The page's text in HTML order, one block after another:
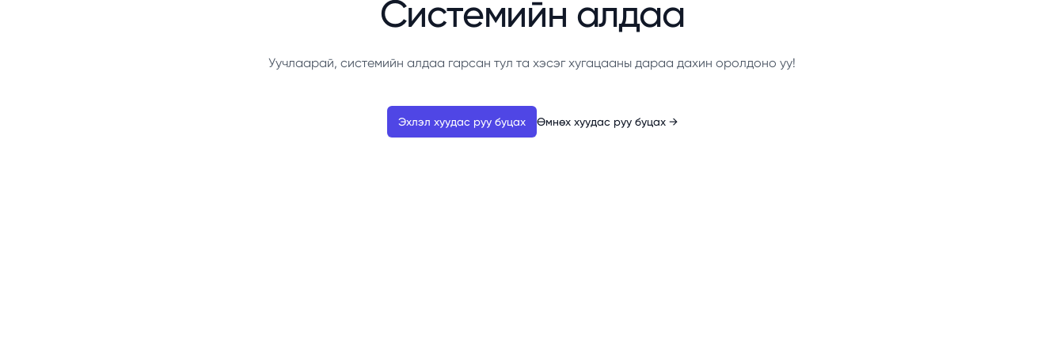
Системийн алдаа
Уучлаарай, системийн алдаа гарсан тул та хэсэг хугацааны дараа дахин оролдоно уу!
Эхлэл хуудас руу буцах Өмнөх хуудас руу буцах →